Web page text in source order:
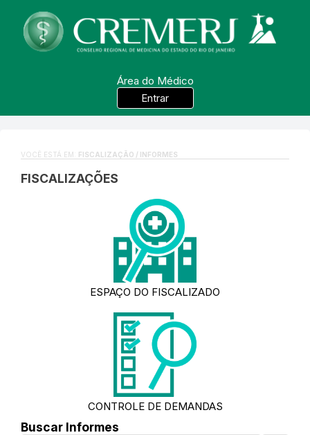
Área do Médico
Entrar
VOCÊ ESTÁ EM: FISCALIZAÇÃO / INFORMES
FISCALIZAÇÕES
ESPAÇO DO FISCALIZADO
CONTROLE DE DEMANDAS
Buscar Informes